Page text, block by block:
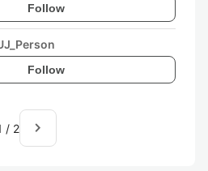
Follow
Follow
/ 2 navigate_next